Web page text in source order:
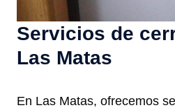
Servicios de
Las Matas
En Las Matas, ofrecemos